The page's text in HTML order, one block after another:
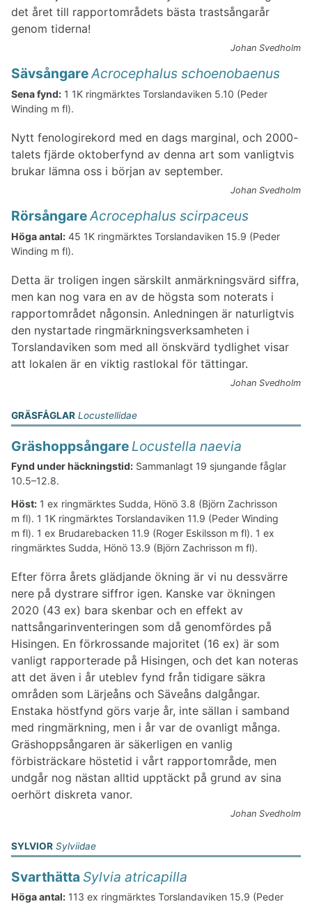
det året till rapportområdets bästa trastsångarår
genom tiderna!
Johan Svedholm
SävsångareAcrocephalus schoenobaenus
Sena fynd: 1 1K ringmärktes Torslandaviken 5.10 (Peder
Winding m fl).
Nytt fenologirekord med en dags marginal, och 2000-
talets fjärde oktoberfynd av denna art som vanligtvis
brukar lämna oss i början av september.
Johan Svedholm
RörsångareAcrocephalus scirpaceus
Höga antal: 45 1K ringmärktes Torslandaviken 15.9 (Peder
Winding m fl).
Detta är troligen ingen särskilt anmärkningsvärd siffra,
men kan nog vara en av de högsta som noterats i
rapportområdet någonsin. Anledningen är naturligtvis
den nystartade ringmärkningsverksamheten i
Torslandaviken som med all önskvärd tydlighet visar
att lokalen är en viktig rastlokal för tättingar.
Johan Svedholm
GRÄSFÅGLAR Locustellidae
Gräshoppsångare Locustella naevia
Fynd under häckningstid: Sammanlagt 19 sjungande fåglar
10.5–12.8.
Höst: 1 ex ringmärktes Sudda, Hönö 3.8 (Björn Zachrisson
m fl). 1 1K ringmärktes Torslandaviken 11.9 (Peder Winding
m fl). 1 ex Brudarebacken 11.9 (Roger Eskilsson m fl). 1 ex
ringmärktes Sudda, Hönö 13.9 (Björn Zachrisson m fl).
Efter förra årets glädjande ökning är vi nu dessvärre
nere på dystrare siffror igen. Kanske var ökningen
2020 (43 ex) bara skenbar och en effekt av
nattsångarinventeringen som då genomfördes på
Hisingen. En förkrossande majoritet (16 ex) är som
vanligt rapporterade på Hisingen, och det kan noteras
att det även i år uteblev fynd från tidigare säkra
områden som Lärjeåns och Säveåns dalgångar.
Enstaka höstfynd görs varje år, inte sällan i samband
med ringmärkning, men i år var de ovanligt många.
Gräshoppsångaren är säkerligen en vanlig
förbisträckare höstetid i vårt rapportområde, men
undgår nog nästan alltid upptäckt på grund av sina
oerhört diskreta vanor.
Johan Svedholm
SYLVIOR Sylviidae
Svarthätta Sylvia atricapilla
Höga antal: 113 ex ringmärktes Torslandaviken 15.9 (Peder